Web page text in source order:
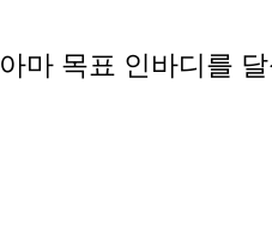
아마 목표 인바디를